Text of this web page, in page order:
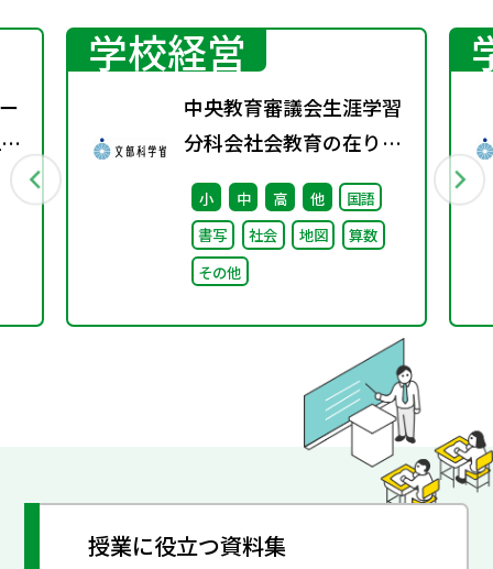
学校経営
中央教育審議会生涯学習
分科会社会教育の在り方
に関する特別部会（第1
回） 配布資料
小 中 高 他
国語
書写
社会 地図
算数
その他
授業に役立つ資料集